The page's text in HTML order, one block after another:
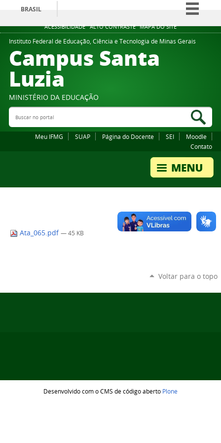
ACESSIBILIDADE ALTO CONTRASTE MAPA DO SITE
BRASIL
Simplifique!
Comunica BR
Participe
Instituto Federal de Educação, Ciência e Tecnologia de Minas Gerais
Campus Santa
Luzia
MINISTÉRIO DA EDUCAÇÃO
Buscar no portal
Meu IFMG SUAP Página do Docente SEI
Moodle
Contato
Ata_065.pdf — 45 KB
Voltar para o topo
Desenvolvido com o CMS de código aberto Plone